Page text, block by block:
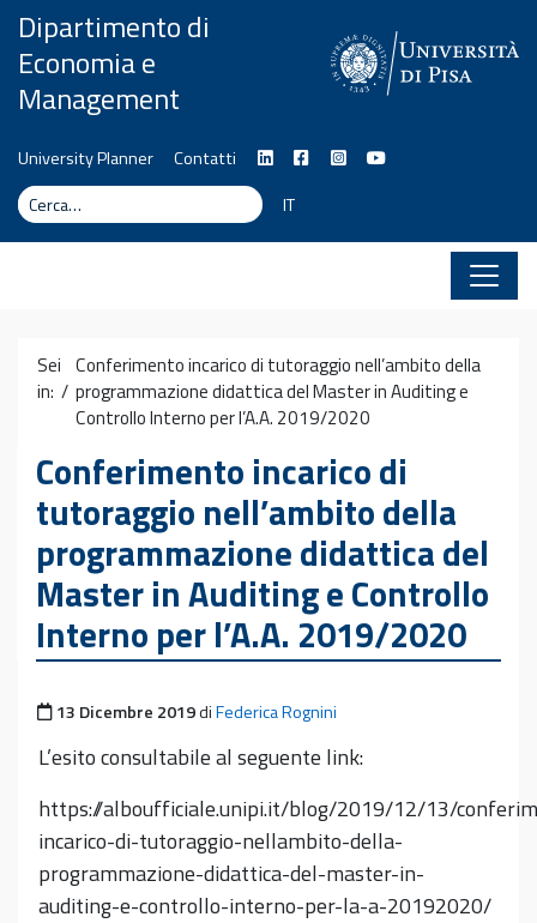
Vai al contenuto
Dipartimento di
Economia e
Management
University Planner
Contatti
Cerca
CercaIT
Sei
in: /
Conferimento incarico di tutoraggio nell’ambito della
programmazione didattica del Master in Auditing e
Controllo Interno per l’A.A. 2019/2020
Conferimento incarico di
tutoraggio nell’ambito della
programmazione didattica del
Master in Auditing e Controllo
Interno per l’A.A. 2019/2020
Pubblicato il
13 Dicembre 2019diFederica Rognini
L’esito consultabile al seguente link:
https://alboufficiale.unipi.it/blog/2019/12/13/
incarico-di-tutoraggio-nellambito-della-
programmazione-didattica-del-master-in-
auditing-e-controllo-interno-per-la-a-20192020/